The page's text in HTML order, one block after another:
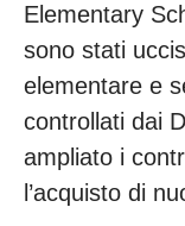
Elementary
sono stati
elementare e
controllati dai
ampliato i
l’acquisto di